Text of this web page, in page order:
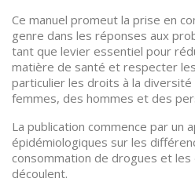
Ce manuel promeut la prise en
genre dans les réponses aux
tant que levier essentiel pour
matière de santé et respecter
particulier les droits à la
femmes, des hommes et des
La publication commence par un
épidémiologiques sur les
consommation de drogues et les
découlent.